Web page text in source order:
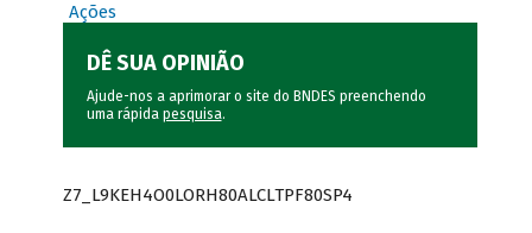
Ações
DÊ SUA OPINIÃO
Ajude-nos a aprimorar o site do BNDES preenchendo
uma rápida pesquisa.
Z7_L9KEH4O0LORH80ALCLTPF80SP4